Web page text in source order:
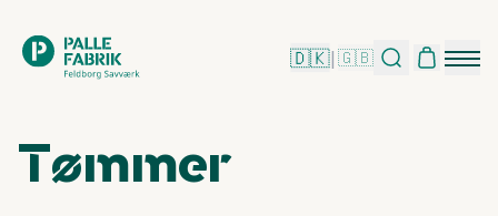
🇩🇰|🇬🇧
Tømmer​​​​‌ ‍ ​‍​‍‌‍ ‌ ​‍‌‍‍‌‌‍‌ ‌‍‍‌‌‍ ‍​‍​‍​ ‍‍​‍​‍‌ ​ ‌‍​‌‌‍ ‍‌‍‍‌‌ ‌​‌ ‍‌​‍ ‍‌‍‍‌‌‍ ​‍​‍​‍ ​​‍​‍‌‍‍​‌ ​‍‌‍‌‌‌‍‌‍​‍​‍​ ‍‍​‍​‍‌ ​ ‌ ‌‌‌ ​​‌‍‌‌‌ ​‍​‍ ‌‌‍ ​‌‍ ‌‍‌ ‌‍‍‌‌‍ ‍​‍ ‌‍‍‌‌‍ ‍‌ ‌​‌‍‌‌‌‍ ‍‌ ‌​​‍ ‌‍‌‌‌‍‌​‌‍‍‌‌ ‌​​‍ ‌‍ ‌‌‍ ‌‍‌​‌‍‌‌​ ‌‌ ​​‌ ​‍‌‍‌‌‌ ​ ‌‍‌‌‌‍ ‍‌ ‌​‌‍​‌‌ ‌​‌‍‍‌‌‍ ‌‍ ‍​ ‍ ‌‍‍‌‌‍‌​​ ‌‌ ​ ‌‍‍​‌‍ ‌ ​​‌‍‍‌‌‍‌‍‌ ‍‌‌​​ ‌‍ ‌‍ ​‌‍ ​‌‍‌‌‌‍​ ‌ ‌​‌‍‍‌‌‍ ‌‍ ‍​‍ ‌​ ​‍​ ‍​​ ‌ ​ ‌ ​ ‌ ​ ​‌​ ​ ​ ‌‍​ ​‌​ ‌​​ ‍​​ ‌ ​ ‍ ‌ ‌​‌ ‍‌‌ ​​‌‍‌‌​ ‌‌‍​ ‌‍ ‌‍ ​‌‍ ​‌‍‌‌‌‍​ ‌ ‌​‌‍‍‌‌‍ ‌‍ ‍​ ‍ ‌ ​​‌‍​‌‌ ‌​‌‍‍​​ ‌‌ ​ ‌ ‌​‌‍ ‌ ​‍‌‍‌‌​‍ ‍‌ ‌​‌‍‍‌‌ ‌​‌‍ ​‌‍‌‌​ ‌‍​‍‌‍​‌‌ ​ ‌‍‌‌‌‌‌‌‌ ​‍‌‍ ​​ ‌‌ ​ ‌ ‌‌‌ ​​‌‍‌‌‌ ​‍​‍ ‌‌‍ ​‌‍ ‌‍‌ ‌‍‍‌‌‍ ‍​‍‌‍‌‍‍‌‌‍‌​​ ‌‌ ​ ‌‍‍​‌‍ ‌ ​​‌‍‍‌‌‍‌‍‌ ‍‌‌​​ ‌‍ ‌‍ ​‌‍ ​‌‍‌‌‌‍​ ‌ ‌​‌‍‍‌‌‍ ‌‍ ‍​‍ ‌​ ​‍​ ‍​​ ‌ ​ ‌ ​ ‌ ​ ​‌​ ​ ​ ‌‍​ ​‌​ ‌​​ ‍​​ ‌ ​‍‌‍‌ ‌​‌ ‍‌‌ ​​‌‍‌‌​ ‌‌‍​ ‌‍ ‌‍ ​‌‍ ​‌‍‌‌‌‍​ ‌ ‌​‌‍‍‌‌‍ ‌‍ ‍​‍‌‍‌ ​​‌‍​‌‌ ‌​‌‍‍​​ ‌‌ ​ ‌ ‌​‌‍ ‌ ​‍‌‍‌‌​‍ ‍‌ ‌​‌‍‍‌‌ ‌​‌‍ ​‌‍‌‌​‍‌‍‌ ​​‌‍‌‌‌ ​‍‌ ​ ‌ ​​‌‍‌‌‌‍​ ‌ ‌​‌‍‍‌‌ ‌‍‌‍‌‌​ ‌‌ ​​‌ ‌‌‌‍​‍‌‍ ​‌‍‍‌‌ ​ ‌‍‍​‌‍‌‌‌‍‌​​‍​‍‌ ‌